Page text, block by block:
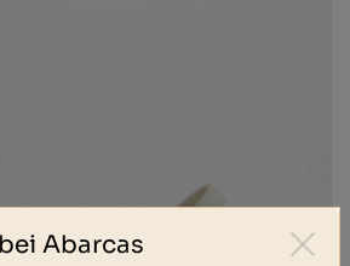
Abarcas